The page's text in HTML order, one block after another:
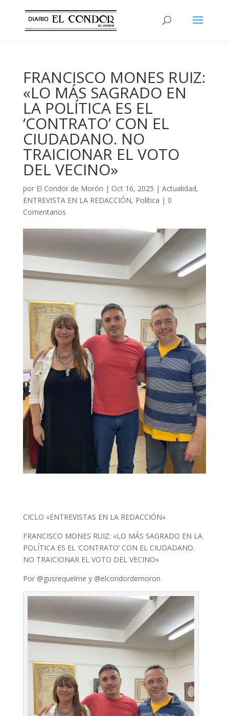
FRANCISCO MONES RUIZ:
«LO MÁS SAGRADO EN
LA POLÍTICA ES EL
‘CONTRATO’ CON EL
CIUDADANO. NO
TRAICIONAR EL VOTO
DEL VECINO»
por El Condor de Morón | Oct 16, 2025 | Actualidad,
ENTREVISTA EN LA REDACCIÓN, Política | 0
Comentarios
CICLO «ENTREVISTAS EN LA REDACCIÓN»
FRANCISCO MONES RUIZ: «LO MÁS SAGRADO EN LA
POLÍTICA ES EL ‘CONTRATO’ CON EL CIUDADANO.
NO TRAICIONAR EL VOTO DEL VECINO»
Por @gusrequelme y @elcondordemoron